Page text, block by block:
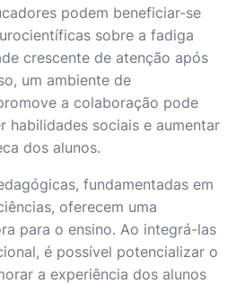
podem beneficiar-se
sobre a fadiga
crescente de atenção após
um ambiente de
a colaboração pode
habilidades sociais e aumentar
dos alunos.
fundamentadas em
oferecem uma
para o ensino. Ao integrá-las
é possível potencializar o
a experiência dos alunos